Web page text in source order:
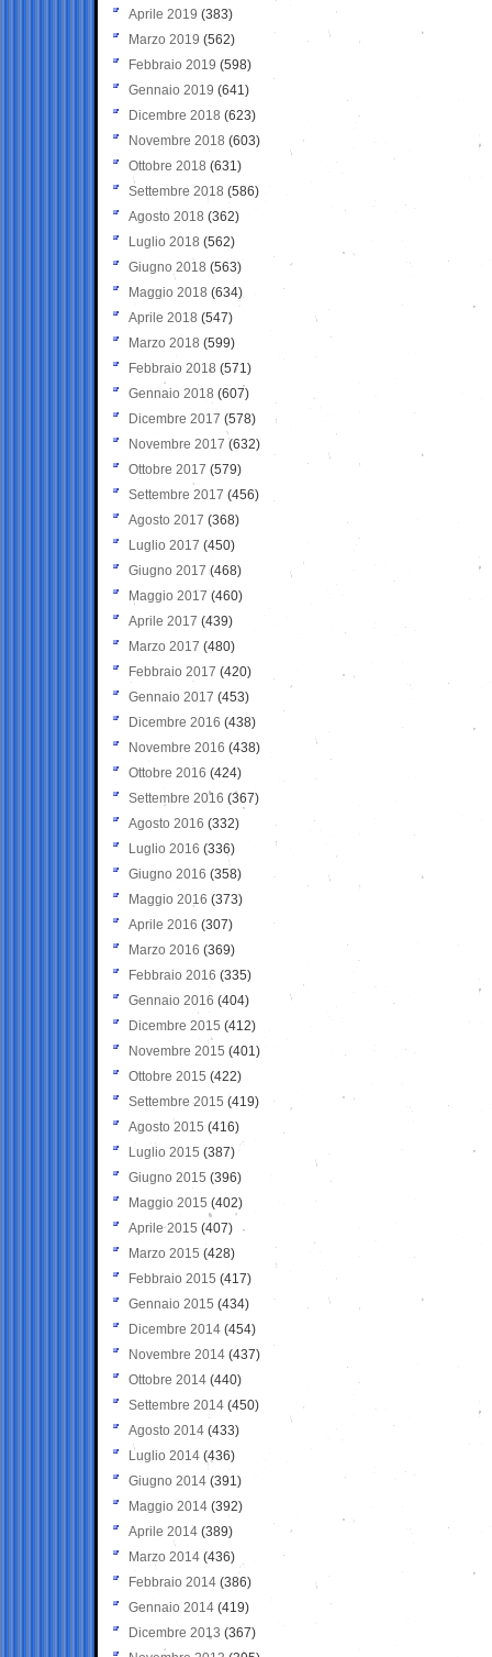
Aprile 2019 (383)
Marzo 2019 (562)
Febbraio 2019 (598)
Gennaio 2019 (641)
Dicembre 2018 (623)
Novembre 2018 (603)
Ottobre 2018 (631)
Settembre 2018 (586)
Agosto 2018 (362)
Luglio 2018 (562)
Giugno 2018 (563)
Maggio 2018 (634)
Aprile 2018 (547)
Marzo 2018 (599)
Febbraio 2018 (571)
Gennaio 2018 (607)
Dicembre 2017 (578)
Novembre 2017 (632)
Ottobre 2017 (579)
Settembre 2017 (456)
Agosto 2017 (368)
Luglio 2017 (450)
Giugno 2017 (468)
Maggio 2017 (460)
Aprile 2017 (439)
Marzo 2017 (480)
Febbraio 2017 (420)
Gennaio 2017 (453)
Dicembre 2016 (438)
Novembre 2016 (438)
Ottobre 2016 (424)
Settembre 2016 (367)
Agosto 2016 (332)
Luglio 2016 (336)
Giugno 2016 (358)
Maggio 2016 (373)
Aprile 2016 (307)
Marzo 2016 (369)
Febbraio 2016 (335)
Gennaio 2016 (404)
Dicembre 2015 (412)
Novembre 2015 (401)
Ottobre 2015 (422)
Settembre 2015 (419)
Agosto 2015 (416)
Luglio 2015 (387)
Giugno 2015 (396)
Maggio 2015 (402)
Aprile 2015 (407)
Marzo 2015 (428)
Febbraio 2015 (417)
Gennaio 2015 (434)
Dicembre 2014 (454)
Novembre 2014 (437)
Ottobre 2014 (440)
Settembre 2014 (450)
Agosto 2014 (433)
Luglio 2014 (436)
Giugno 2014 (391)
Maggio 2014 (392)
Aprile 2014 (389)
Marzo 2014 (436)
Febbraio 2014 (386)
Gennaio 2014 (419)
Dicembre 2013 (367)